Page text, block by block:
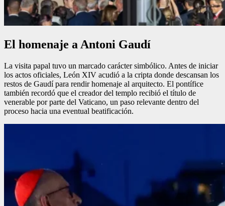
El homenaje a Antoni Gaudí
La visita papal tuvo un marcado carácter simbólico. Antes de iniciar
los actos oficiales, León XIV acudió a la cripta donde descansan los
restos de Gaudí para rendir homenaje al arquitecto. El pontífice
también recordó que el creador del templo recibió el título de
venerable por parte del Vaticano, un paso relevante dentro del
proceso hacia una eventual beatificación.